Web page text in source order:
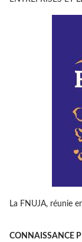
La FNUJA, réunie
CONNAISSANCE